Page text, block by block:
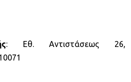
: Εθ. Αντιστάσεως 26,